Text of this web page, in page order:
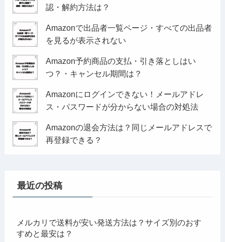
認・解約方法は？
Amazonで出品者一覧ページ・すべての出品者
を見るが表示されない
Amazon予約商品の支払・引き落としはい
つ？・キャンセル期間は？
Amazonにログインできない！メールアドレ
ス・パスワードが分からない場合の対処法
Amazonの退会方法は？同じメールアドレスで
再登録できる？
最近の投稿
メルカリで送料が安い発送方法は？サイズ別のおす
すめと最安は？